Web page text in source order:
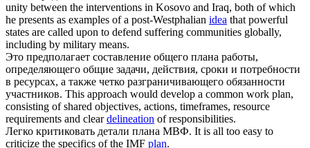
unity between the interventions in Kosovo and Iraq, both of which
he presents as examples of a post-Westphalian idea that powerful
states are called upon to defend suffering communities globally,
including by military means.
Это предполагает составление общего плана работы,
определяющего общие задачи, действия, сроки и потребности
в ресурсах, а также четко разграничивающего обязанности
участников. This approach would develop a common work plan,
consisting of shared objectives, actions, timeframes, resource
requirements and cleardelineation of responsibilities.
Легко критиковать детали плана МВФ. It is all too easy to
criticize the specifics of the IMF plan.